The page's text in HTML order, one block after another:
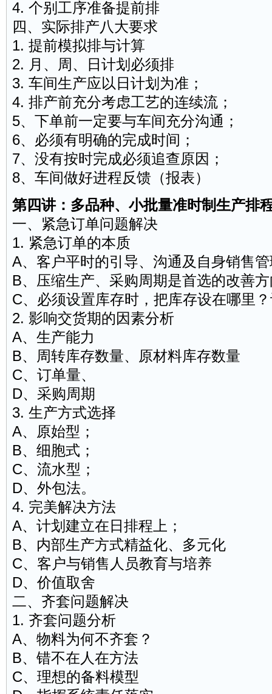
4. 个别工序准备提前排
四、实际排产八大要求
1. 提前模拟排与计算
2. 月、周、日计划必须排
3. 车间生产应以日计划为准；
4. 排产前充分考虑工艺的连续流；
5、下单前一定要与车间充分沟通；
6、必须有明确的完成时间；
7、没有按时完成必须追查原因；
8、车间做好进程反馈（报表）
第四讲：多品种、小批量准时制生产排
一、紧急订单问题解决
1. 紧急订单的本质
A、客户平时的引导、沟通及自身销售
B、压缩生产、 采购周期是首选的改善
C、必须设置库存时，把库存设在哪里
2. 影响交货期的因素分析
A、生产能力
B、周转库存数量、原材料库存数量
C、订单量、
D、采购周期
3. 生产方式选择
A、原始型；
B、细胞式；
C、流水型；
D、外包法。
4. 完美解决方法
A、计划建立在日排程上；
B、内部生产方式精益化、多元化
C、客户与销售人员教育与培养
D、价值取舍
二、齐套问题解决
1. 齐套问题分析
A、物料为何不齐套？
B、错不在人在方法
C、理想的备料模型